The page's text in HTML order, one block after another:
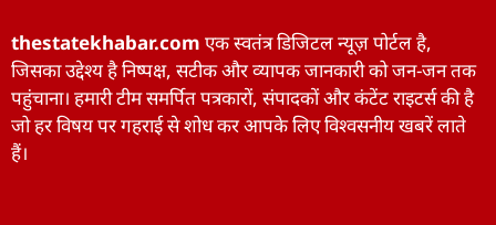
thestatekhabar.com एक स्वतंत्र डिजिटल न्यूज़ पोर्टल है,
जिसका उद्देश्य है निष्पक्ष, सटीक और व्यापक जानकारी को जन-जन तक
पहुंचाना। हमारी टीम समर्पित पत्रकारों, संपादकों और कंटेंट राइटर्स की है
जो हर विषय पर गहराई से शोध कर आपके लिए विश्वसनीय खबरें लाते
हैं।